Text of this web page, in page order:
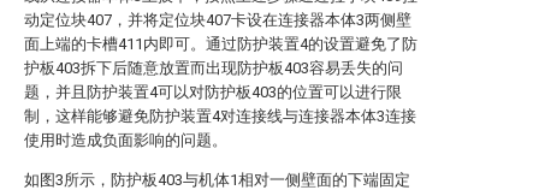
动定位块407，并将定位块407卡设在连接器本体3两侧壁
面上端的卡槽411内即可。通过防护装置4的设置避免了防
护板403拆下后随意放置而出现防护板403容易丢失的问
题，并且防护装置4可以对防护板403的位置可以进行限
制，这样能够避免防护装置4对连接线与连接器本体3连接
使用时造成负面影响的问题。
如图3所示，防护板403与机体1相对一侧壁面的下端固定